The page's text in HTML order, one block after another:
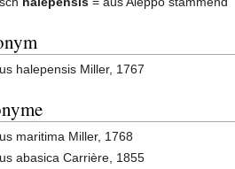
halepensis Miller, 1767
maritima Miller, 1768
abasica Carrière, 1855